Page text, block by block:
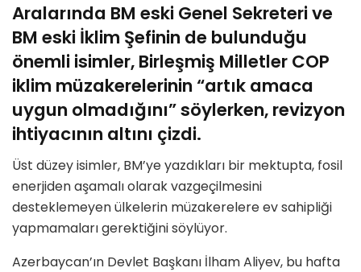
Aralarında BM eski Genel Sekreteri ve
BM eski İklim Şefinin de bulunduğu
önemli isimler, Birleşmiş Milletler COP
iklim müzakerelerinin “artık amaca
uygun olmadığını” söylerken, revizyon
ihtiyacının altını çizdi.
Üst düzey isimler, BM’ye yazdıkları bir mektupta, fosil
enerjiden aşamalı olarak vazgeçilmesini
desteklemeyen ülkelerin müzakerelere ev sahipliği
yapmamaları gerektiğini söylüyor.
Azerbaycan’ın Devlet Başkanı İlham Aliyev, bu hafta